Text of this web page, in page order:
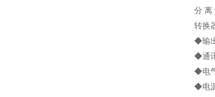
分 离
转换
◆输
◆通
◆电
◆电